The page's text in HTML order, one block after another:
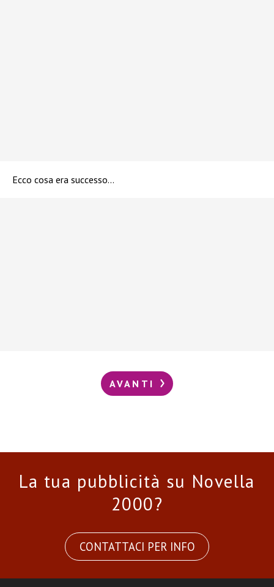
Ecco cosa era successo…
AVANTI
La tua pubblicità su Novella
2000?
CONTATTACI PER INFO